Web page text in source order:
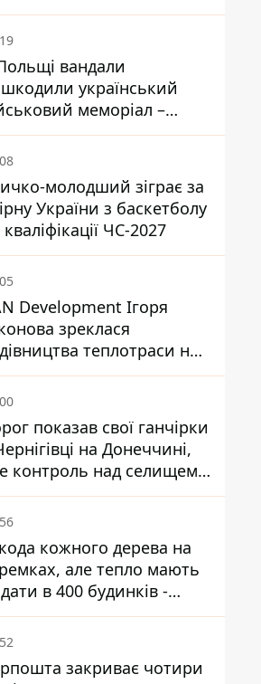
вандали
український
меморіал –
відреагувало
молодший зіграє за
України з баскетболу
ЧС-2027
Development Ігоря
зреклася
теплотраси на
показав свої ганчірки
на Донеччині,
контроль над селищем
підтверджений
кожного дерева на
але тепло мають
в 400 будинків -
Київради
закриває чотири